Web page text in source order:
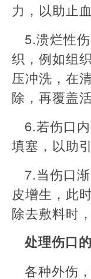
力，以助止
5.溃烂性
织，例如组
压冲洗，在
除，再覆盖
6.若伤口
填塞，以助
7.当伤口
皮增生，此
除去敷料时
处理伤口
各种外伤